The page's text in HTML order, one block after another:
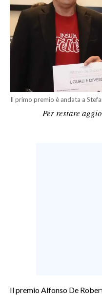
POLITICA
ECONOMIA
SERVIZI ALLE IMPRESE
BANDI
CULTURA
Il primo premio è andata a
Per restare
Il premio Alfonso De